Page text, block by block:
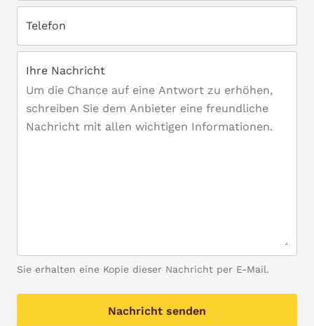
Telefon
Ihre Nachricht
Sie erhalten eine Kopie dieser Nachricht per E-Mail.
Nachricht senden